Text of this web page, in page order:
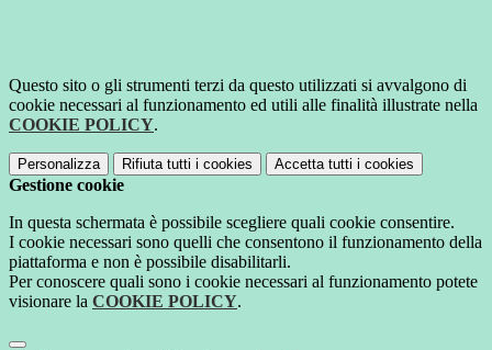
Questo sito o gli strumenti terzi da questo utilizzati si avvalgono di
cookie necessari al funzionamento ed utili alle finalità illustrate nella
COOKIE POLICY.
Personalizza Rifiuta tutti i cookies Accetta tutti i cookies
Gestione cookie
In questa schermata è possibile scegliere quali cookie consentire.
I cookie necessari sono quelli che consentono il funzionamento della
piattaforma e non è possibile disabilitarli.
Per conoscere quali sono i cookie necessari al funzionamento potete
visionare la COOKIE POLICY.